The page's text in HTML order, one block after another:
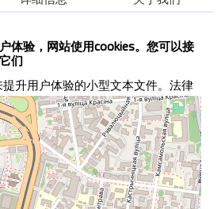
3 Izumrud shopping mn a " 在地
图上
体验，网站使用cookies。您可以接
们
提升用户体验的小型文本文件。法律
行绝对必要，我们可以在您的设备
有其他类型的 Cookie，必须获得您
同类型的 cookie。有些 cookie 是由
方服务放置的。
对本网站Cookie 政策的同意。
，有关我们如何处理这些